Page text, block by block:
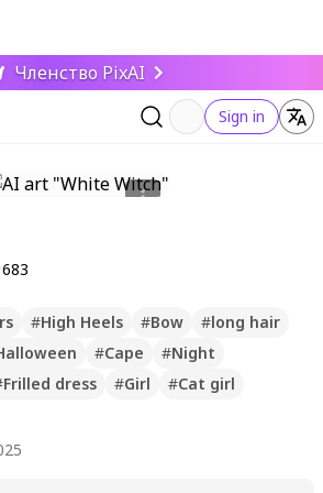
Членство PixAI
Sign in
683
#High Heels #Bow #long hair
#Cape #Night
Frilled dress #Girl #Cat girl